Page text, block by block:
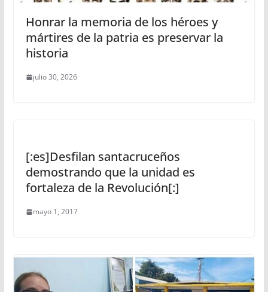
Honrar la memoria de los héroes y
mártires de la patria es preservar la
historia
julio 30, 2026
[:es]Desfilan santacruceños
demostrando que la unidad es
fortaleza de la Revolución[:]
mayo 1, 2017